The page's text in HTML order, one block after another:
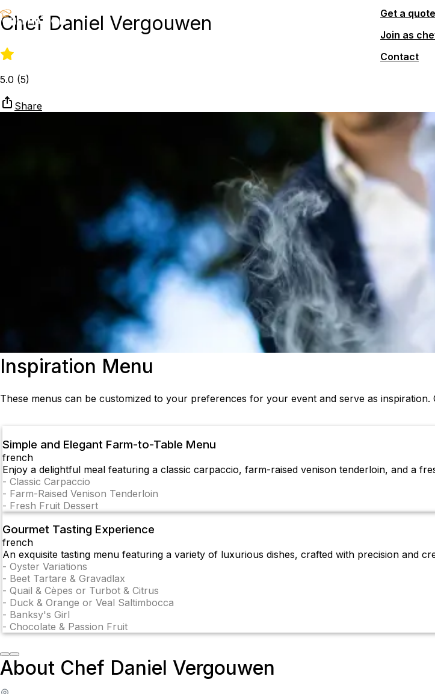
Get a quote
Join as
Contact
Chef Daniel Vergouwen
5.0 (5)
Share
Inspiration Menu
These menus can be customized to your preferences for your event and serve as
Simple and Elegant Farm-to-Table Menu
french
Enjoy a delightful meal featuring a classic carpaccio, farm-raised venison tenderloin, and a
- Classic Carpaccio
- Farm-Raised Venison Tenderloin
- Fresh Fruit Dessert
Gourmet Tasting Experience
french
An exquisite tasting menu featuring a variety of luxurious dishes, crafted with precision and
- Oyster Variations
- Beet Tartare & Gravadlax
- Quail & Cèpes or Turbot & Citrus
- Duck & Orange or Veal Saltimbocca
- Banksy's Girl
- Chocolate & Passion Fruit
About Chef Daniel Vergouwen